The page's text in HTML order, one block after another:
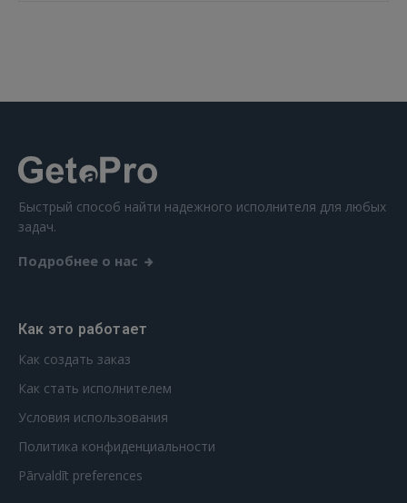
 Sign in with Apple
Быстрый способ найти надежного исполнителя для любых
задач.
Подробнее о нас
Как это работает
Как создать заказ
Как стать исполнителем
Условия использования
Политика конфиденциальности
Pārvaldīt preferences